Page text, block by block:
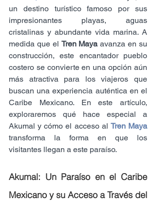
un destino turístico famoso por sus
impresionantes playas, aguas
cristalinas y abundante vida marina. A
medida que el Tren Maya avanza en su
construcción, este encantador pueblo
costero se convierte en una opción aún
más atractiva para los viajeros que
buscan una experiencia auténtica en el
Caribe Mexicano. En este artículo,
exploraremos qué hace especial a
Akumal y cómo el acceso al
transforma la forma en que los
visitantes llegan a este paraíso.
Akumal: Un Paraíso en el Caribe
Mexicano y su Acceso a Través del